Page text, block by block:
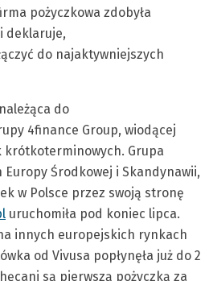
pożyczkowa zdobyła
deklaruje,
do najaktywniejszych
do
4finance Group, wiodącej
Grupa
Środkowej i Skandynawii,
w Polsce przez swoją stronę
uruchomiła pod koniec lipca.
innych europejskich rynkach
od Vivusa popłynęła już do 2
są pierwszą pożyczką za